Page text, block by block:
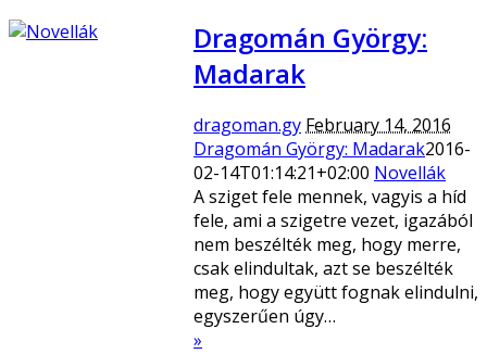
Dragomán György:
Madarak
dragoman.gy February 14, 2016
Dragomán György: Madarak2016-
02-14T01:14:21+02:00 Novellák
A sziget fele mennek, vagyis a híd
fele, ami a szigetre vezet, igazából
nem beszélték meg, hogy merre,
csak elindultak, azt se beszélték
meg, hogy együtt fognak elindulni,
egyszerűen úgy…
»